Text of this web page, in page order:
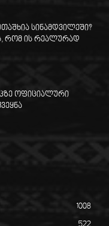
სინამდვილეში?
რომ ის რეალურად
ოფიციალური
1008